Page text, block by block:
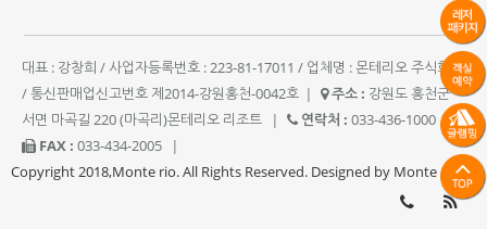
대표 : 강창희 / 사업자등록번호 : 223-81-17011 / 업체명 : 몬테리오 주식회사
/ 통신판매업신고번호 제2014-강원홍천-0042호 | 주소 : 강원도 홍천군
서면 마곡길 220 (마곡리)몬테리오 리조트
| 연락처 : 033-436-1000
|
FAX : 033-434-2005
|
Copyright 2018,Monte rio. All Rights Reserved. Designed by Monte rio.